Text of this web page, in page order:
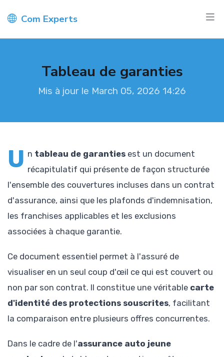
Com Experts
Tableau de garanties
Mis à jour le March 05, 2026 14:26
U n tableau de garanties est un document
récapitulatif qui présente de façon structurée
l'ensemble des couvertures incluses dans un contrat
d'assurance, ainsi que les plafonds d'indemnisation,
les franchises applicables et les exclusions
associées à chaque garantie.
Ce document essentiel permet à l'assuré de
visualiser en un seul coup d'œil ce qui est couvert ou
non par son contrat. Il constitue une véritable carte
d'identité des protections souscrites, facilitant
la comparaison entre plusieurs offres concurrentes.
Dans le cadre de l'assurance auto jeune